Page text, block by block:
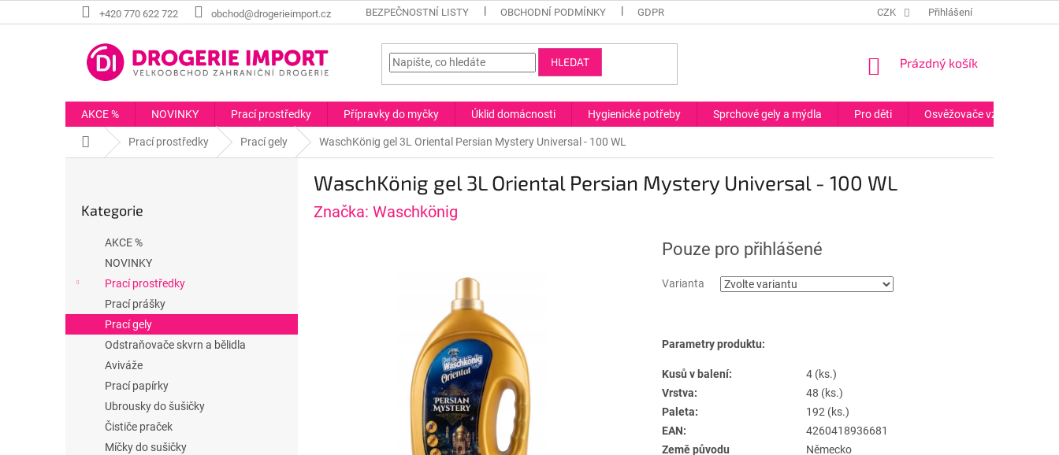
na
+420 770 622 722 obchod@drogerieimport.cz BEZPEČNOSTNÍ LISTY OBCHODNÍ PODMÍNKY GDPR CZK Přihlášení
HLEDAT
NÁKUPNÍ
Prázdný košík
AKCE % NOVINKY Prací prostředky Přípravky do myčky Úklid domácnosti Hygienické potřeby Sprchové gely a mýdla Pro děti Osvěžovače vzduchu
Domů Prací prostředky Prací gely WaschKönig gel 3L Oriental Persian Mystery Universal - 100 WL
a
kategorie
Kategorie
AKCE %
NOVINKY
Prací prostředky
Prací prášky
Prací gely
Odstraňovače skvrn a bělidla
Aviváže
Prací papírky
Ubrousky do šušičky
Čističe praček
Míčky do sušičky
WaschKönig gel 3L Oriental Persian Mystery Universal - 100 WL
Značka: Waschkönig
Pouze pro přihlášené
Varianta
Parametry produktu:
Kusů v balení:
4 (ks.)
Vrstva:
48 (ks.)
Paleta:
192 (ks.)
EAN:
4260418936681
Země původu
Německo